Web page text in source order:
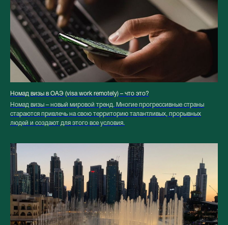
Номад визы в ОАЭ (visa work remotely) – что это?
Номад визы – новый мировой тренд. Многие прогрессивные страны
стараются привлечь на свою территорию талантливых, прорывных
людей и создают для этого все условия.